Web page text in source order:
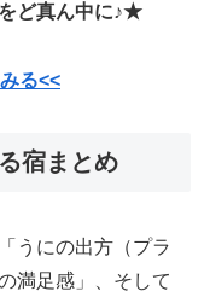
ど真ん中に♪★
る<<
宿まとめ
うにの出方（プラ
満足感」、そして